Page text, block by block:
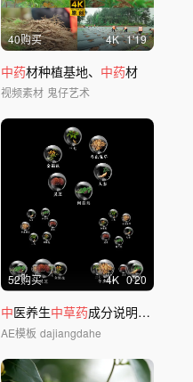
40购买 4K 1'19
中药材种植基地、 中药材
视频素材 鬼仔艺术
材创意拍摄
52购买 4K 0'20
中医养生中草药成分说明通道AE模板4K
AE模板 dajiangdahe